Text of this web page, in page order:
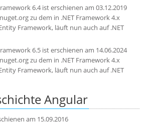
6.4 ist erschienen am 03.12.2019
zu dem in .NET Framework 4.x
Framework, läuft nun auch auf .NET
6.5 ist erschienen am 14.06.2024
zu dem in .NET Framework 4.x
Framework, läuft nun auch auf .NET
Angular
am 15.09.2016